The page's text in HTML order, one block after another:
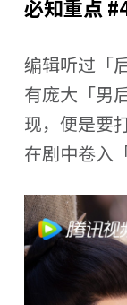
必知重点
编辑听过「
有庞大「男
现，便是要
在剧中卷入